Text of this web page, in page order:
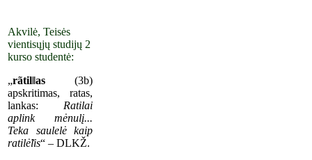
Akvilė, Teisės
vientisųjų studijų 2
kurso studentė:
„rãtil‖as (3b)
apskritimas, ratas,
lankas: Ratilai
aplink mėnulį...
Teka saulelė kaip
ratilė̃lis“ – DLKŽ.